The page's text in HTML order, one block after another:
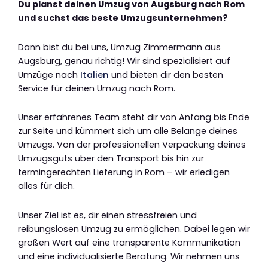
Du planst deinen Umzug von Augsburg nach Rom
und suchst das beste Umzugsunternehmen?
Dann bist du bei uns, Umzug Zimmermann aus
Augsburg, genau richtig! Wir sind spezialisiert auf
Umzüge nach Italien und bieten dir den besten
Service für deinen Umzug nach Rom.
Unser erfahrenes Team steht dir von Anfang bis Ende
zur Seite und kümmert sich um alle Belange deines
Umzugs. Von der professionellen Verpackung deines
Umzugsguts über den Transport bis hin zur
termingerechten Lieferung in Rom – wir erledigen
alles für dich.
Unser Ziel ist es, dir einen stressfreien und
reibungslosen Umzug zu ermöglichen. Dabei legen wir
großen Wert auf eine transparente Kommunikation
und eine individualisierte Beratung. Wir nehmen uns